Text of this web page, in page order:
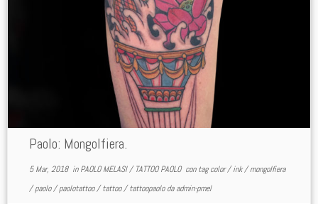
Paolo: Mongolfiera.
5 Mar, 2018inPAOLO MELASI/TATTOO PAOLO con tagcolor/ink/mongolfiera
/paolo/paolotattoo/tattoo/tattoopaolodaadmin-pmel